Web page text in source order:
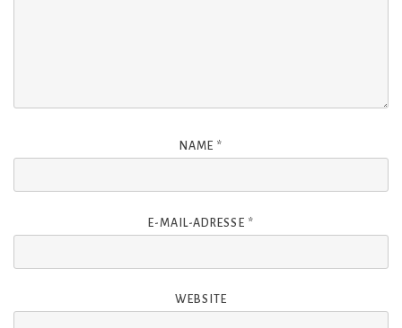
NAME *
E-MAIL-ADRESSE *
WEBSITE